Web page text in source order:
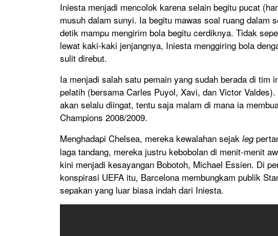
Iniesta menjadi mencolok karena selain begitu pucat
musuh dalam sunyi. Ia begitu mawas soal ruang dalam
detik mampu mengirim bola begitu cerdiknya. Tidak
lewat kaki-kaki jenjangnya, Iniesta menggiring bola
sulit direbut.
Ia menjadi salah satu pemain yang sudah berada di tim
pelatih (bersama Carles Puyol, Xavi, dan Victor
akan selalu diingat, tentu saja malam di mana ia
Champions 2008/2009.
Menghadapi Chelsea, mereka kewalahan sejak leg
laga tandang, mereka justru kebobolan di menit-menit
kini menjadi kesayangan Bobotoh, Michael Essien. Di
konspirasi UEFA itu, Barcelona membungkam publik
sepakan yang luar biasa indah dari Iniesta.